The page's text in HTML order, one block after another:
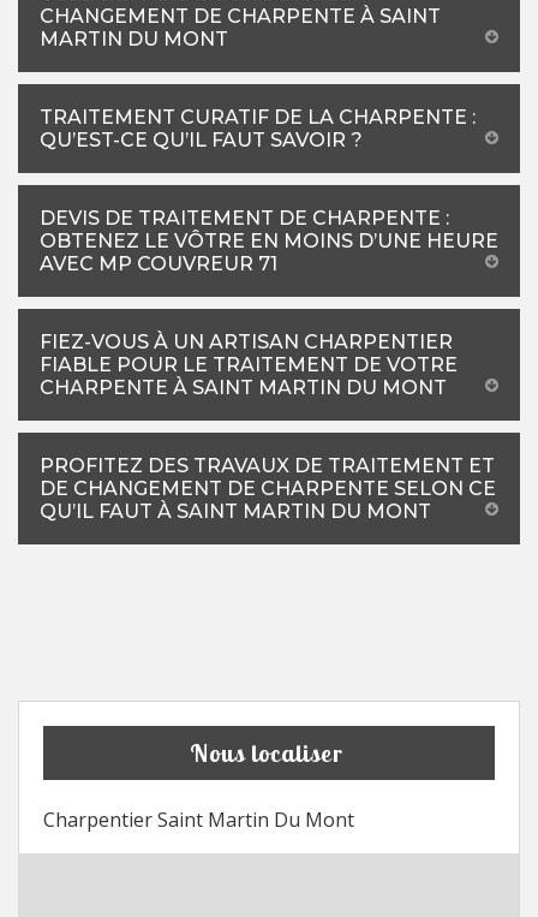
CHANGEMENT DE CHARPENTE À SAINT
MARTIN DU MONT
TRAITEMENT CURATIF DE LA CHARPENTE :
QU’EST-CE QU’IL FAUT SAVOIR ?
DEVIS DE TRAITEMENT DE CHARPENTE :
OBTENEZ LE VÔTRE EN MOINS D’UNE HEURE
AVEC MP COUVREUR 71
FIEZ-VOUS À UN ARTISAN CHARPENTIER
FIABLE POUR LE TRAITEMENT DE VOTRE
CHARPENTE À SAINT MARTIN DU MONT
PROFITEZ DES TRAVAUX DE TRAITEMENT ET
DE CHANGEMENT DE CHARPENTE SELON CE
QU’IL FAUT À SAINT MARTIN DU MONT
Nous localiser
Charpentier Saint Martin Du Mont